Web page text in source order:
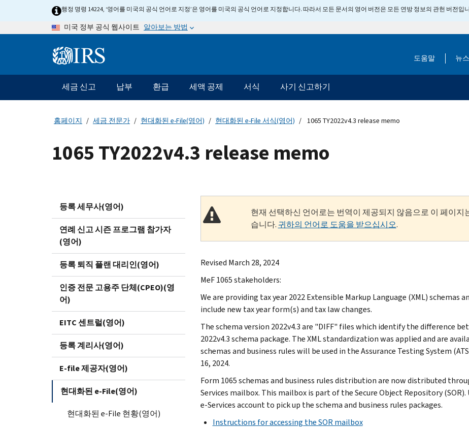
행정 명령 14224, ‘영어를 미국의 공식 언어로 지정’은 영어를 미국의 공식 언어로 지정합니다. 따라서 모든 문서의 영어 버전은 모든 연방 정보의 관헌 버전입
미국 정부 공식 웹사이트 알아보는 방법
Information 도움말 뉴스
메
인
네
게
이
세금 신고 납부 환급 세액 공제 서식 사기 신고하기
홈페이지 세금 전문가 현대화된 e-File(영어) 현대화된 e-File 서식(영어) 1065 TY2022v4.3 release memo
1065 TY2022v4.3 release memo
등록 세무사(영어)
연례 신고 시즌 프로그램 참가자
(영어)
등록 퇴직 플랜 대리인(영어)
인증 전문 고용주 단체(CPEO)(영
어)
EITC 센트럴(영어)
등록 계리사(영어)
E-file 제공자(영어)
현대화된 e-File(영어)
현대화된 e-File 현황(영어)
현재 선택하신 언어로는 번역이 제공되지 않음으로 이 페이지
습니다. 귀하의 언어로 도움을 받으십시오.
Revised March 28, 2024
MeF 1065 stakeholders:
We are providing tax year 2022 Extensible Markup Language (XML)
include new tax year form(s) and tax law changes.
The schema version 2022v4.3 are "DIFF" files which identify the difference
2022v4.3 schema package. The XML standardization was applied and are
schemas and business rules will be used in the Assurance Testing System
16, 2024.
Form 1065 schemas and business rules distribution are now distributed
Services mailbox. This mailbox is part of the Secure Object Repository
e-Services account to pick up the schema and business rules packages.
Instructions for accessing the SOR mailbox